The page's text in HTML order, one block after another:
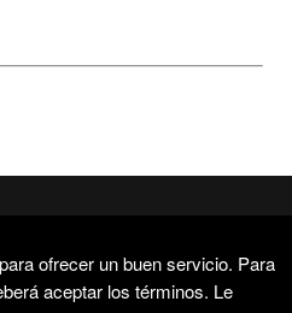
hermandadtemple.org. Todos
ofrecer un buen servicio. Para
aceptar los términos. Le